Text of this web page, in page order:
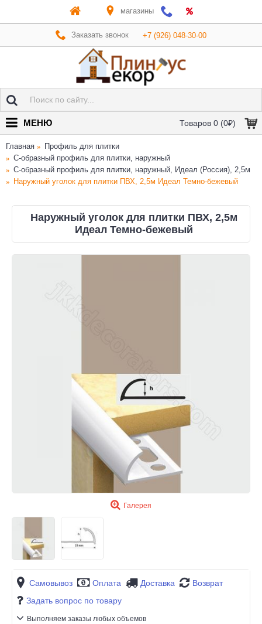
магазины
Заказать звонок +7 (926) 048-30-00
Товаров 0 (0₽)
МЕНЮ
Главная
Профиль для плитки
C-образный профиль для плитки, наружный
C-образный профиль для плитки, наружный, Идеал (Россия), 2,5м
Наружный уголок для плитки ПВХ, 2,5м Идеал Темно-бежевый
Наружный уголок для плитки ПВХ, 2,5м
Идеал Темно-бежевый
Галерея
Самовывоз Оплата Доставка
Возврат
Задать вопрос по товару
Выполняем заказы любых объемов